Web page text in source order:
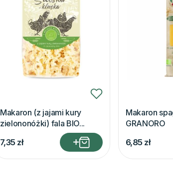
Makaron (z jajami kury
zielononóżki) fala BIO...
7,35 zł
Makaron
GRANORO
6,85 zł